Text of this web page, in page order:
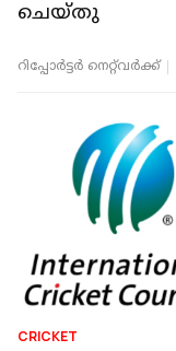
ചെയ്തു
റിപ്പോർട്ടർ നെറ്റ്‌വര്‍ക്ക്‌
CRICKET